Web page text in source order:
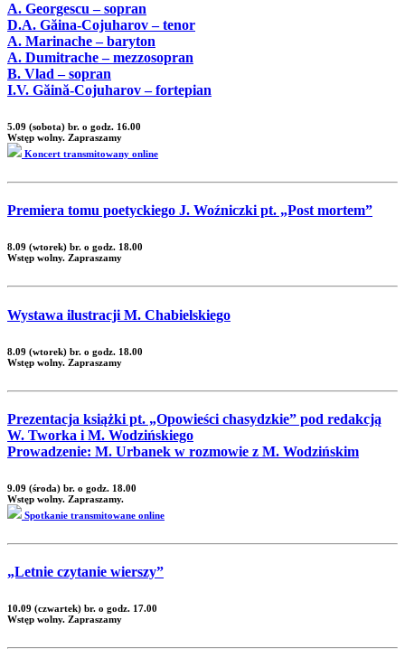
A. Georgescu – sopran
D.A. Găina-Cojuharov – tenor
A. Marinache – baryton
A. Dumitrache – mezzosopran
B. Vlad – sopran
I.V. Găină-Cojuharov – fortepian
5.09 (sobota) br. o godz. 16.00
Wstęp wolny. Zapraszamy
Koncert transmitowany online
Premiera tomu poetyckiego J. Woźniczki pt. „Post mortem”
8.09 (wtorek) br. o godz. 18.00
Wstęp wolny. Zapraszamy
Wystawa ilustracji M. Chabielskiego
8.09 (wtorek) br. o godz. 18.00
Wstęp wolny. Zapraszamy
Prezentacja książki pt. „Opowieści chasydzkie” pod redakcją
W. Tworka i M. Wodzińskiego
Prowadzenie: M. Urbanek w rozmowie z M. Wodzińskim
9.09 (środa) br. o godz. 18.00
Wstęp wolny. Zapraszamy.
Spotkanie transmitowane online
„Letnie czytanie wierszy”
10.09 (czwartek) br. o godz. 17.00
Wstęp wolny. Zapraszamy